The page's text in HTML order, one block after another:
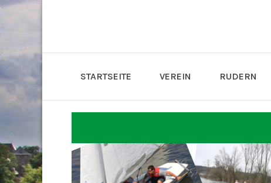
STARTSEITE VEREIN RUDERN